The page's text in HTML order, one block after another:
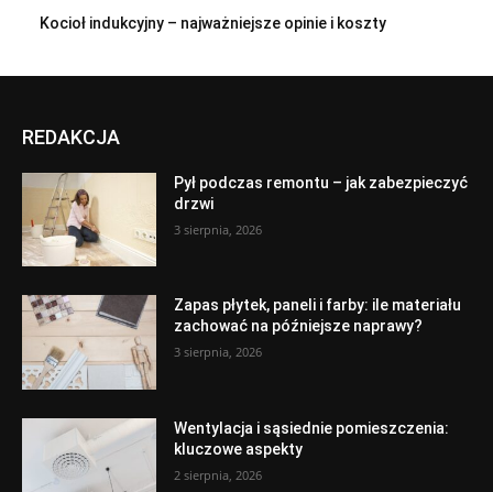
Kocioł indukcyjny – najważniejsze opinie i koszty
REDAKCJA
Pył podczas remontu – jak zabezpieczyć
drzwi
3 sierpnia, 2026
Zapas płytek, paneli i farby: ile materiału
zachować na późniejsze naprawy?
3 sierpnia, 2026
Wentylacja i sąsiednie pomieszczenia:
kluczowe aspekty
2 sierpnia, 2026